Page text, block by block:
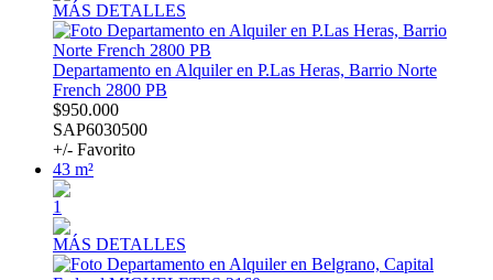
MÁS DETALLES
Departamento en Alquiler en P.Las Heras, Barrio Norte
French 2800 PB
$950.000
SAP6030500
+/- Favorito
43 m²
1
MÁS DETALLES